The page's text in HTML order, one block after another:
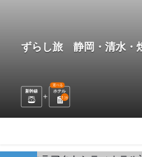
ずらし旅 静岡・清水・
新幹線 ホテル
選べる
1 泊